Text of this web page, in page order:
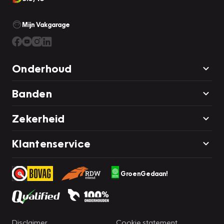
Mijn Vakgarage
Onderhoud
Banden
Zekerheid
Klantenservice
GroenGedaan!
Disclaimer Cookie statement